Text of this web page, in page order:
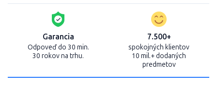
Garancia
Odpoveď do 30 min.
30 rokov na trhu.
7.500+
spokojných klientov
10 mil.+ dodaných
predmetov